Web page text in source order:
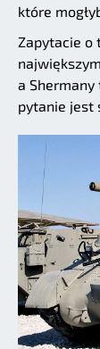
które
Zapytacie o
a Shermany
pytanie jest